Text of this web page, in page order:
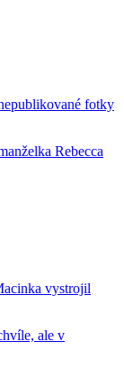
fotky
Rebecca
vystrojil
ale v